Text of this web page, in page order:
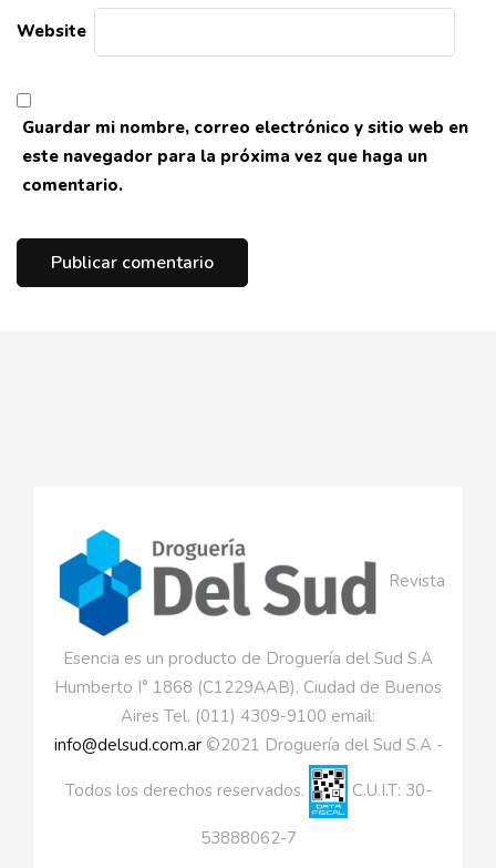
Website
Guardar mi nombre, correo electrónico y sitio web en
este navegador para la próxima vez que haga un
comentario.
Revista
Esencia es un producto de Droguería del Sud S.A
Humberto I° 1868 (C1229AAB), Ciudad de Buenos
Aires Tel. (011) 4309-9100 email:
info@delsud.com.ar©2021 Droguería del Sud S.A -
Todos los derechos reservados. C.U.I.T: 30-
53888062-7